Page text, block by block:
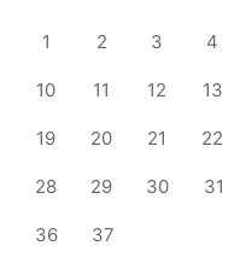
1 2 3 4
10 11 12 13
19 20 21 22
28 29 30 31
36 37